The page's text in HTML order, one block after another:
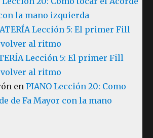
la mano izquierda
Lección 5: El primer Fill
al ritmo
Lección 5: El primer Fill
al ritmo
en PIANO Lección 20: Como
de Fa Mayor con la mano